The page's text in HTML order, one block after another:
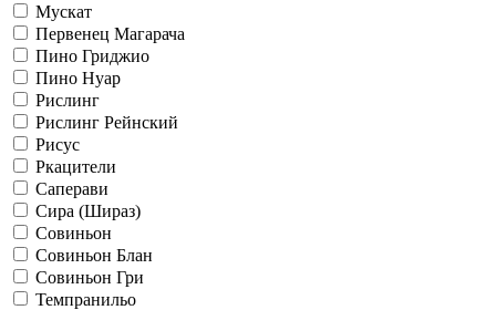
Мускат
Первенец Магарача
Пино Гриджио
Пино Нуар
Рислинг
Рислинг Рейнский
Рисус
Ркацители
Саперави
Сира (Шираз)
Совиньон
Совиньон Блан
Совиньон Гри
Темпранильо